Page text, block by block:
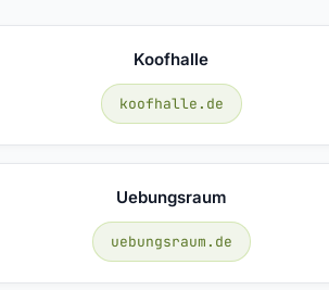
Koofhalle
koofhalle.de
Uebungsraum
uebungsraum.de